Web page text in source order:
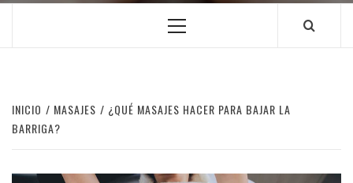
Menú
INICIO MASAJES
¿QUÉ MASAJES HACER PARA BAJAR LA
BARRIGA?